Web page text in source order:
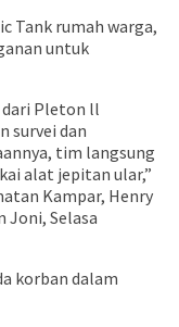
Tank rumah warga,
untuk
dari Pleton ll
survei dan
tim langsung
alat jepitan ular,”
Kampar, Henry
Joni, Selasa
korban dalam